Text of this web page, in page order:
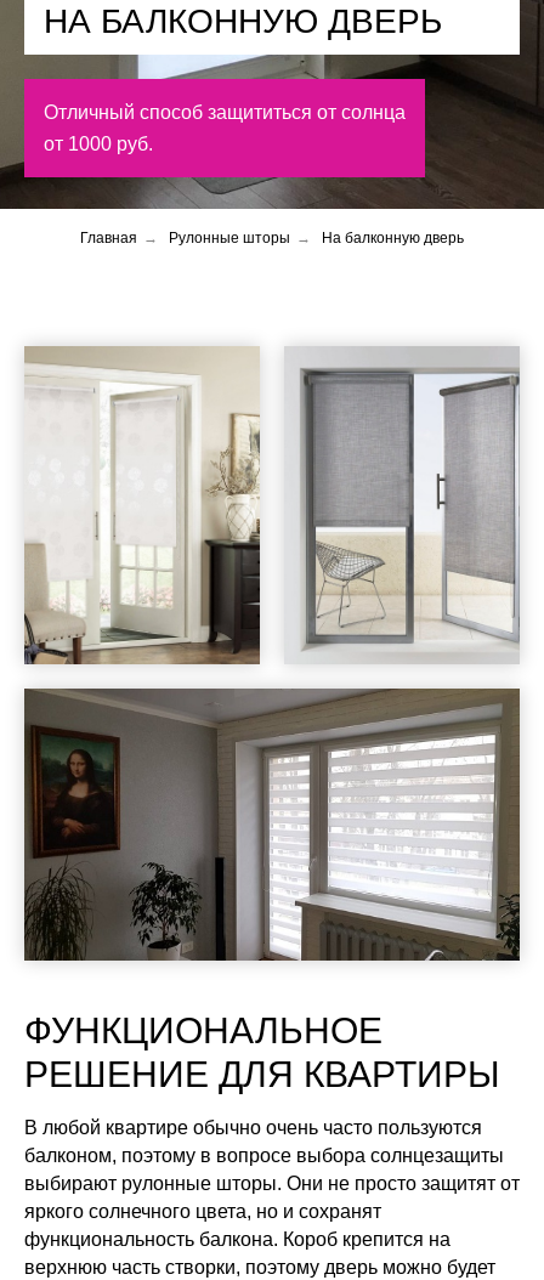
НА БАЛКОННУЮ ДВЕРЬ
Отличный способ защититься от солнца
от 1000 руб.
Главная → Рулонные шторы → На балконную дверь
ФУНКЦИОНАЛЬНОЕ
РЕШЕНИЕ ДЛЯ КВАРТИРЫ
В любой квартире обычно очень часто пользуются
балконом, поэтому в вопросе выбора солнцезащиты
выбирают рулонные шторы. Они не просто защитят от
яркого солнечного цвета, но и сохранят
функциональность балкона. Короб крепится на
верхнюю часть створки, поэтому дверь можно будет